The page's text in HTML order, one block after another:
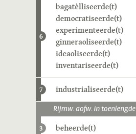
6
bagatèlliseerde(t)
democratiseerde(t)
experimenteerde(t)
ginneraoliseerde(t)
ideaoliseerde(t)
inventariseerde(t)
7 industrialiseerde(t)
Rijmw. aofw. in toenlengde
3 beheerde(t)